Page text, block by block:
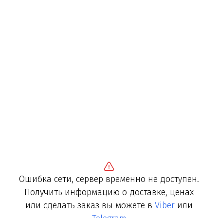
Ошибка сети, сервер временно не доступен.
Получить информацию о доставке, ценах
или сделать заказ вы можете в Viber или